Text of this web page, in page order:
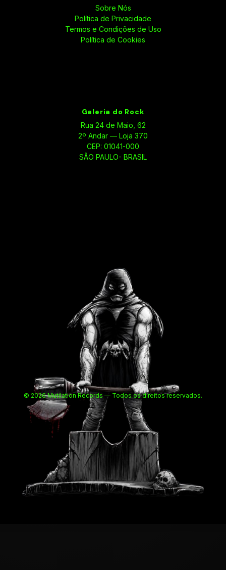
Sobre Nós
Política de Privacidade
Termos e Condições de Uso
Política de Cookies
Galeria do Rock
Rua 24 de Maio, 62
2º Andar — Loja 370
CEP: 01041-000
SÃO PAULO- BRASIL
© 2026 Mutilation Records — Todos os direitos reservados.